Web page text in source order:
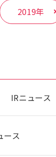
2019年
IRニュース
ース